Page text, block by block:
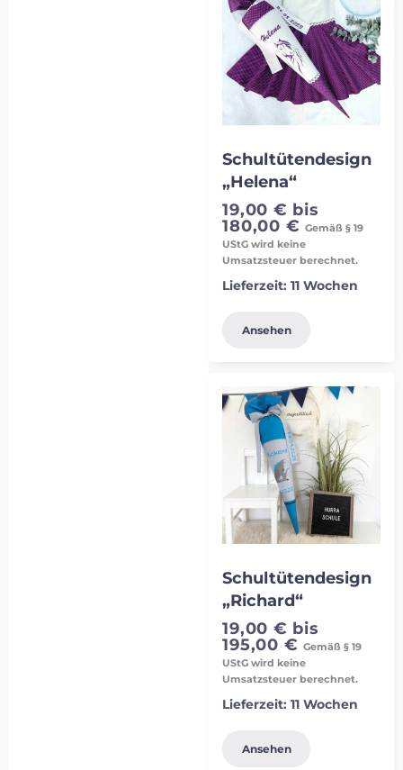
Schultütendesign
„Helena“
19,00 € bis
180,00 € Gemäß § 19
UStG wird keine
Umsatzsteuer berechnet.
Lieferzeit:11 Wochen
Ansehen
Schultütendesign
„Richard“
19,00 € bis
195,00 € Gemäß § 19
UStG wird keine
Umsatzsteuer berechnet.
Lieferzeit:11 Wochen
Ansehen